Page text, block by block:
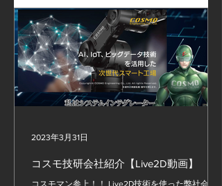
社を選べる」といった意味があり、 本イベントに
参加するのは東京商工リサーチ様（TSR）の評点に
おいて、 上位8%にランクインした企業のみです。
※東海4県に本社を置く企業...
コスモ技研会社紹介【Live2D動画】
コスモマン参上！！ Live2D技術を使った弊社会社
2023年3月31日